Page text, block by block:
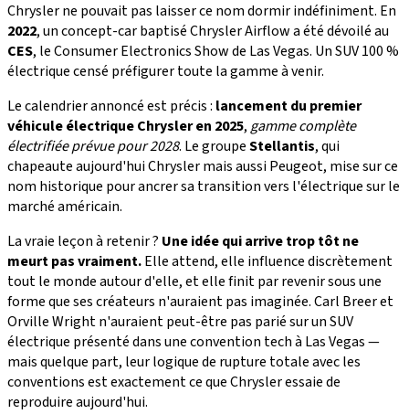
Chrysler ne pouvait pas laisser ce nom dormir indéfiniment. En
2022, un concept-car baptisé Chrysler Airflow a été dévoilé au
CES, le Consumer Electronics Show de Las Vegas. Un SUV 100 %
électrique censé préfigurer toute la gamme à venir.
Le calendrier annoncé est précis : lancement du premier
véhicule électrique Chrysler en 2025,gamme complète
électrifiée prévue pour 2028. Le groupeStellantis, qui
chapeaute aujourd'hui Chrysler mais aussi Peugeot, mise sur ce
nom historique pour ancrer sa transition vers l'électrique sur le
marché américain.
La vraie leçon à retenir ? Une idée qui arrive trop tôt ne
meurt pas vraiment.Elle attend, elle influence discrètement
tout le monde autour d'elle, et elle finit par revenir sous une
forme que ses créateurs n'auraient pas imaginée. Carl Breer et
Orville Wright n'auraient peut-être pas parié sur un SUV
électrique présenté dans une convention tech à Las Vegas —
mais quelque part, leur logique de rupture totale avec les
conventions est exactement ce que Chrysler essaie de
reproduire aujourd'hui.